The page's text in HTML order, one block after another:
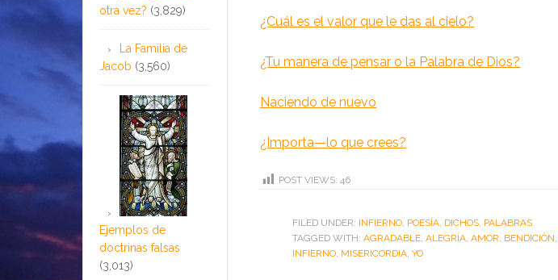
¿Cuál es el valor que le das al cielo?
¿Tu manera de pensar o la Palabra de Dios?
Naciendo de nuevo
¿Importa—lo que crees?
POST VIEWS: 46
FILED UNDER: INFIERNO, POESÍA, DICHOS, PALABRAS
TAGGED WITH: AGRADABLE, ALEGRÍA, AMOR, BENDICIÓN,
INFIERNO, MISERICORDIA, YO
otra vez? (3,829)
La Familia de
Jacob (3,560)
Ejemplos de
doctrinas falsas
(3,013)